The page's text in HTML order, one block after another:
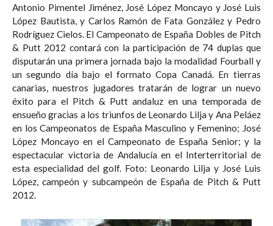
Antonio Pimentel Jiménez, José López Moncayo y José Luis
López Bautista, y Carlos Ramón de Fata González y Pedro
Rodríguez Cielos. El Campeonato de España Dobles de Pitch
& Putt 2012 contará con la participación de 74 duplas que
disputarán una primera jornada bajo la modalidad Fourball y
un segundo día bajo el formato Copa Canadá. En tierras
canarias, nuestros jugadores tratarán de lograr un nuevo
éxito para el Pitch & Putt andaluz en una temporada de
ensueño gracias a los triunfos de Leonardo Lilja y Ana Peláez
en los Campeonatos de España Masculino y Femenino; José
López Moncayo en el Campeonato de España Senior; y la
espectacular victoria de Andalucía en el Interterritorial de
esta especialidad del golf. Foto: Leonardo Lilja y José Luis
López, campeón y subcampeón de España de Pitch & Putt
2012.